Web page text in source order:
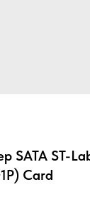
SATA ST-
Card